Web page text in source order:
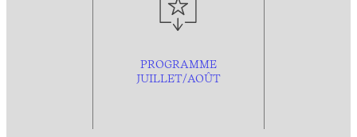
PROGRAMME
JUILLET/AOÛT